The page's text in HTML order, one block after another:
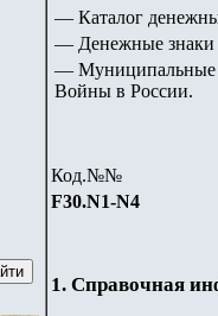
— Каталог
— Денежные знаки
— Муниципальные
Войны в России.
Код.№№
F30.N1-N4
1. Справочная